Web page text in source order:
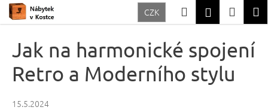
Přejít
CZK HledatPřihlášení
Jak na harmonické spojení
Retro a Moderního stylu
15.5.2024
o
C
o
p